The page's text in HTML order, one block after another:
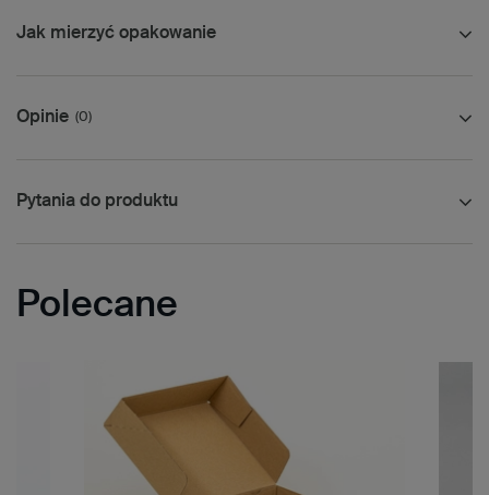
Jak mierzyć opakowanie
Opinie (0)
Pytania do produktu
Polecane